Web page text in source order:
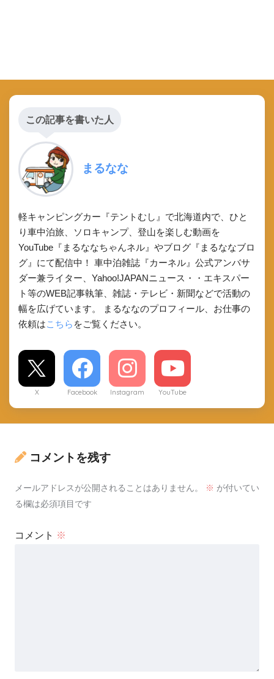
この記事を書いた人
まるなな
軽キャンピングカー『テントむし』で北海道内で、ひと
り車中泊旅、ソロキャンプ、登山を楽しむ動画を
YouTube『まるななちゃんネル』やブログ『まるななブロ
グ』にて配信中！ 車中泊雑誌『カーネル』公式アンバサ
ダー兼ライター、Yahoo!JAPANニュース・・エキスパー
ト等のWEB記事執筆、雑誌・テレビ・新聞などで活動の
幅を広げています。 まるななのプロフィール、お仕事の
依頼はこちら をご覧ください。
X Facebook Instagram YouTube
コメントを残す
メールアドレスが公開されることはありません。 ※ が付いてい
る欄は必須項目です
コメント ※